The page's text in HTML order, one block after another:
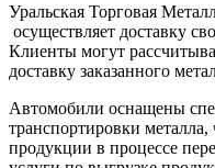
Уральская Торговая
осуществляет доставку
Клиенты могут
доставку заказанного
Автомобили оснащены
транспортировки металла,
продукции в процессе